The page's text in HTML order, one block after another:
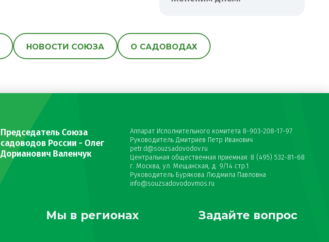
НОВОСТИ СОЮЗА О САДОВОДАХ
Председатель Союза
садоводов России - Олег
Дорианович Валенчук
Аппарат Исполнительного комитета 8-903-208-17-97
Руководитель Дмитриев Петр Иванович
petr.d@souzsadovodov.ru
Центральная общественная приемная: 8 (495) 532-81-68
г. Москва, ул. Мещанская, д. 9/14 стр.1
Руководитель Бурякова Людмила Павловна
info@souzsadovodovmos.ru
Мы в регионах Задайте вопрос